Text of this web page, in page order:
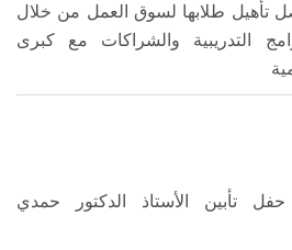
طلابها لسوق العمل من خلال
التدريبية والشراكات مع كبرى
تأبين الأستاذ الدكتور حمدي